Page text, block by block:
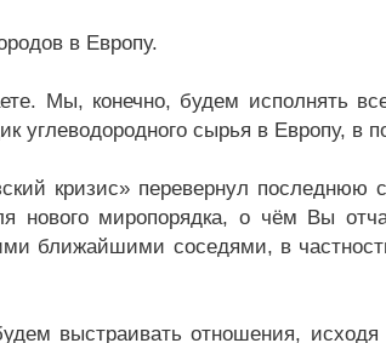
в Европу.
Мы, конечно, будем исполнять все
углеводородного сырья в Европу, в
кризис» перевернул последнюю
нового миропорядка, о чём Вы
ближайшими соседями, в
выстраивать отношения,